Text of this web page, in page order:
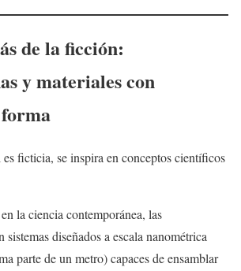
de la ficción:
y materiales con
ficticia, se inspira en conceptos científicos
la ciencia contemporánea, las
sistemas diseñados a escala nanométrica
parte de un metro) capaces de ensamblar